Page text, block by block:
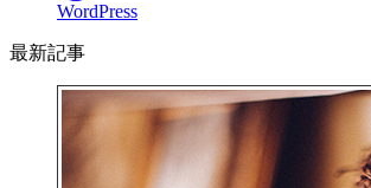
WordPress
最新記事